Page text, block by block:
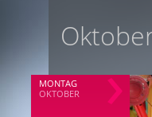
MONTAG
OKTOBER